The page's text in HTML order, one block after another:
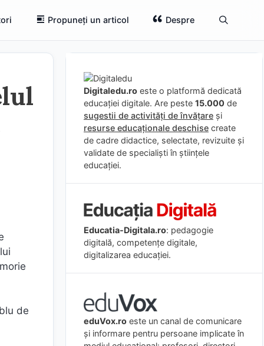
Propuneți un articol Despre
de
Digitaledu.ro este o platformă dedicată
educației digitale. Are peste 15.000 de
sugestii de activități de învățare și
resurse educaționale deschise create
de cadre didactice, selectate, revizuite și
validate de specialiști în științele
educației.
Educatia-Digitala.ro: pedagogie
digitală, competențe digitale,
digitalizarea educației.
eduVox.ro este un canal de comunicare
și informare pentru persoane implicate în